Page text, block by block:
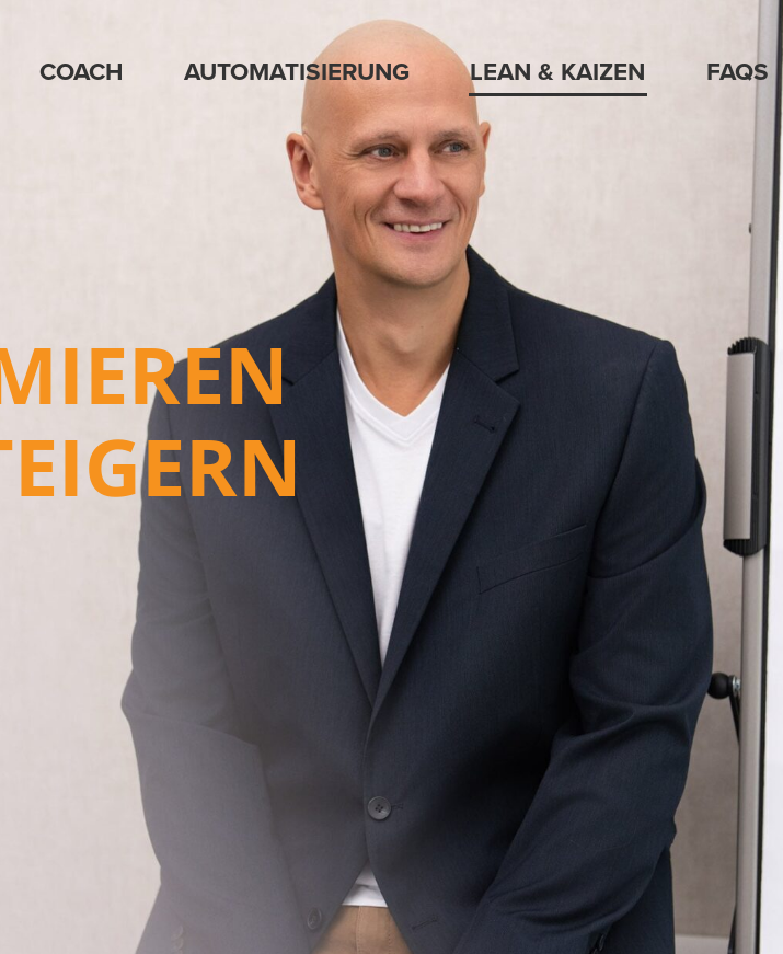
COACH AUTOMATISIERUNG LEAN & KAIZEN FAQS